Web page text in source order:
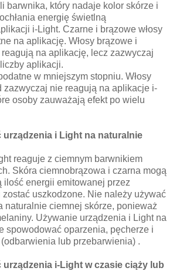
barwnika, który nadaje kolor skórze i
energię świetlną
i-Light. Czarne i brązowe włosy
na aplikację. Włosy brązowe i
na aplikację, lecz zazwyczaj
aplikacji.
w mniejszym stopniu. Włosy
zazwyczaj nie reagują na aplikacje i-
osoby zauważają efekt po wielu
urządzenia i Light na naturalnie
reaguje z ciemnym barwnikiem
Skóra ciemnobrązowa i czarna mogą
ilość energii emitowanej przez
zostać uszkodzone. Nie należy używać
naturalnie ciemnej skórze, ponieważ
Używanie urządzenia i Light na
spowodować oparzenia, pęcherze i
lub przebarwienia) .
urządzenia i-Light w czasie ciąży lub